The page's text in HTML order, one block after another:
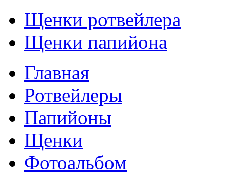
Щенки ротвейлера
Щенки папийона
Главная
Ротвейлеры
Папийоны
Щенки
Фотоальбом